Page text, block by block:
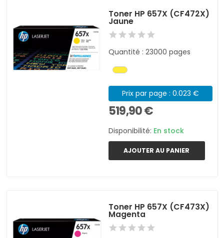
Toner HP 657X (CF472X)
Jaune
Quantité : 23000 pages
Prix par page : 0.023 €
519,90 €
Disponibilité: En stock
AJOUTER AU PANIER
Toner HP 657X (CF473X)
Magenta